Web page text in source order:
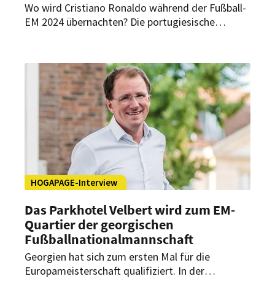
Wo wird Cristiano Ronaldo während der Fußball-
EM 2024 übernachten? Die portugiesische
Dortmund haben. Nächtigen werden die
Fußballspieler aus Portugal und somit auch
Cristiano Ronaldo im Hotel-Residence
Klosterpforte. Wie sich das Hotel auf die Ankunft
der Portugiesen vorbereitet, verrät der
Geschäftsführende Direktor Christopher
Schemmink in einem weiteren Teil der exklusiven
EM-Interviewreihe von HOGAPAGE.
HOGAPAGE-Interview
Das Parkhotel Velbert wird zum EM-
Quartier der georgischen
Fußballnationalmannschaft
Georgien hat sich zum ersten Mal für die
Europameisterschaft qualifiziert. In der